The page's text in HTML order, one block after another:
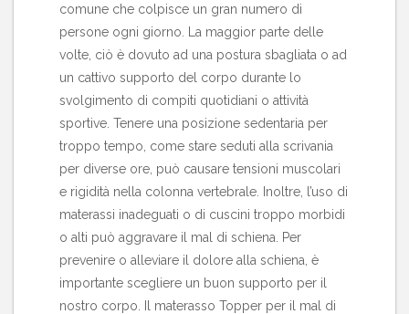
comune che colpisce un gran numero di
persone ogni giorno. La maggior parte delle
volte, ciò è dovuto ad una postura sbagliata o ad
un cattivo supporto del corpo durante lo
svolgimento di compiti quotidiani o attività
sportive. Tenere una posizione sedentaria per
troppo tempo, come stare seduti alla scrivania
per diverse ore, può causare tensioni muscolari
e rigidità nella colonna vertebrale. Inoltre, l’uso di
materassi inadeguati o di cuscini troppo morbidi
o alti può aggravare il mal di schiena. Per
prevenire o alleviare il dolore alla schiena, è
importante scegliere un buon supporto per il
nostro corpo. Il materasso Topper per il mal di